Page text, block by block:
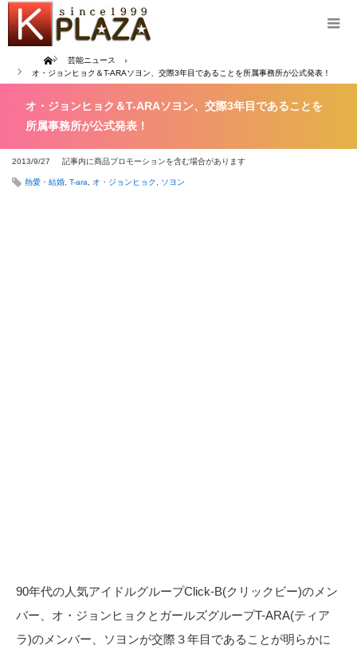
Home
芸能ニュース
オ・ジョンヒョク＆T-ARAソヨン、交際3年目であることを所属事務所が公式発表！
オ・ジョンヒョク＆T-ARAソヨン、交際3年目であることを
所属事務所が公式発表！
2013/9/27 記事内に商品プロモーションを含む場合があります
熱愛・結婚 T-ara オ・ジョンヒョク ソヨン
90年代の人気アイドルグループClick-B(クリックビー)のメン
バー、オ・ジョンヒョクとガールズグループT-ARA(ティア
ラ)のメンバー、ソヨンが交際３年目であることが明らかに